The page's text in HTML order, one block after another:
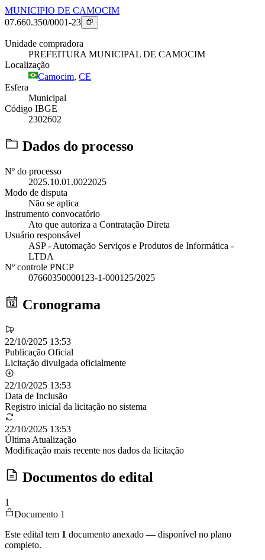
MUNICIPIO DE CAMOCIM
07.660.350/0001-23
Unidade compradora
PREFEITURA MUNICIPAL DE CAMOCIM
Localização
Camocim, CE
Esfera
Municipal
Código IBGE
2302602
Dados do processo
Nº do processo
2025.10.01.0022025
Modo de disputa
Não se aplica
Instrumento convocatório
Ato que autoriza a Contratação Direta
Usuário responsável
ASP - Automação Serviços e Produtos de Informática -
LTDA
Nº controle PNCP
07660350000123-1-000125/2025
Cronograma
22/10/2025 13:53
Publicação Oficial
Licitação divulgada oficialmente
22/10/2025 13:53
Data de Inclusão
Registro inicial da licitação no sistema
22/10/2025 13:53
Última Atualização
Modificação mais recente nos dados da licitação
Documentos do edital
1
Documento 1
Este edital tem 1 documento anexado — disponível no plano
completo.